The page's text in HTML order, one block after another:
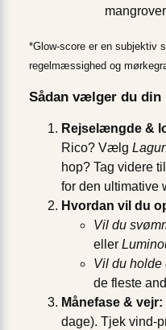
*Glow-score er en subjektiv
regelmæssighed og
Sådan vælger du din
Rejselængde &
Rico? Vælg
hop? Tag videre til
for den ultimative
Hvordan vil du
Vil du
eller
Vil du holde
de fleste
Månefase & vejr:
dage). Tjek vind-